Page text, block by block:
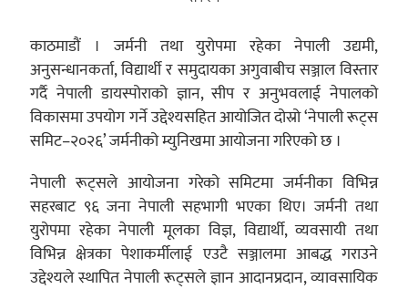
काठमाडौं । जर्मनी तथा युरोपमा रहेका नेपाली उद्यमी,
अनुसन्धानकर्ता, विद्यार्थी र समुदायका अगुवाबीच सञ्जाल विस्तार
गर्दै नेपाली डायस्पोराको ज्ञान, सीप र अनुभवलाई नेपालको
विकासमा उपयोग गर्ने उद्देश्यसहित आयोजित दोस्रो ‘नेपाली रूट्स
समिट–२०२६’ जर्मनीको म्युनिखमा आयोजना गरिएको छ ।
नेपाली रूट्सले आयोजना गरेको समिटमा जर्मनीका विभिन्न
सहरबाट ९६ जना नेपाली सहभागी भएका थिए। जर्मनी तथा
युरोपमा रहेका नेपाली मूलका विज्ञ, विद्यार्थी, व्यवसायी तथा
विभिन्न क्षेत्रका पेशाकर्मीलाई एउटै सञ्जालमा आबद्ध गराउने
उद्देश्यले स्थापित नेपाली रूट्सले ज्ञान आदानप्रदान, व्यावसायिक